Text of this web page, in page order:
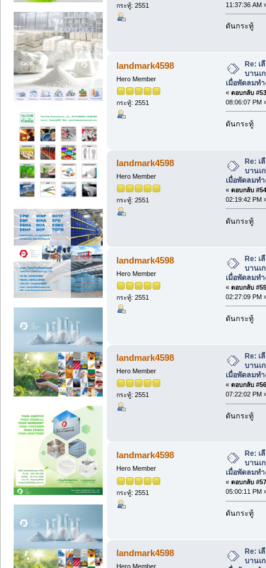
กระทู้: 2551
11:37:36 AM
ดันกระทู้
landmark4598
Hero Member
กระทู้: 2551
Re: เ
บานเ
เมื่อพัดลมท
« ตอบกลับ
08:06:07 PM
ดันกระทู้
landmark4598
Hero Member
กระทู้: 2551
Re: เ
บานเ
เมื่อพัดลมท
« ตอบกลับ
02:19:42 PM
ดันกระทู้
landmark4598
Hero Member
กระทู้: 2551
Re: เ
บานเ
เมื่อพัดลมท
« ตอบกลับ
02:27:09 PM
ดันกระทู้
landmark4598
Hero Member
กระทู้: 2551
Re: เ
บานเ
เมื่อพัดลมท
« ตอบกลับ
07:22:02 PM
ดันกระทู้
landmark4598
Hero Member
กระทู้: 2551
Re: เ
บานเ
เมื่อพัดลมท
« ตอบกลับ
05:00:11 PM
ดันกระทู้
landmark4598
Hero Member
Re: เ
บานเ